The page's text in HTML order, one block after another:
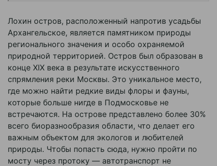
Лохин остров, расположенный напротив усадьбы
Архангельское, является памятником природы
регионального значения и особо охраняемой
природной территорией. Остров был образован в
конце XIX века в результате искусственного
спрямления реки Москвы. Это уникальное место,
где можно найти редкие виды флоры и фауны,
которые больше нигде в Подмосковье не
встречаются. На острове представлено более 30%
всего биоразнообразия области, что делает его
важным объектом для экологов и любителей
природы. Чтобы попасть сюда, нужно пройти по
мосту через протоку — автотранспорт не